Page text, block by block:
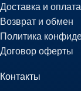
Доставка и оплата
Возврат и обмен
Политика
Договор оферты
Контакты